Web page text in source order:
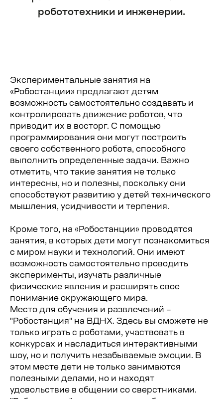
Экспериментальные занятия на
«Робостанции» предлагают детям
возможность самостоятельно создавать и
контролировать движение роботов, что
приводит их в восторг. С помощью
программирования они могут построить
своего собственного робота, способного
выполнить определенные задачи. Важно
отметить, что такие занятия не только
интересны, но и полезны, поскольку они
способствуют развитию у детей технического
мышления, усидчивости и терпения.
Кроме того, на «Робостанции» проводятся
занятия, в которых дети могут познакомиться
с миром науки и технологий. Они имеют
возможность самостоятельно проводить
эксперименты, изучать различные
физические явления и расширять свое
понимание окружающего мира.
Место для обучения и развлечений –
"Робостанция" на ВДНХ. Здесь вы сможете не
только играть с роботами, участвовать в
конкурсах и насладиться интерактивными
шоу, но и получить незабываемые эмоции. В
этом месте дети не только занимаются
полезными делами, но и находят
удовольствие в общении со сверстниками.
Пешком:
Парк ВДНХ (10 минут
от метро ВДНХ),
павильон Робостанция
На машине:
Платнаяпарковка